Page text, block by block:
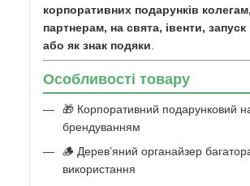
корпоративних подарунків
партнерам, на свята, івенти, запуск
або як знак подяки.
Особливості товару
🎁 Корпоративний подарунковий
брендуванням
🪵 Дерев’яний органайзер
використання